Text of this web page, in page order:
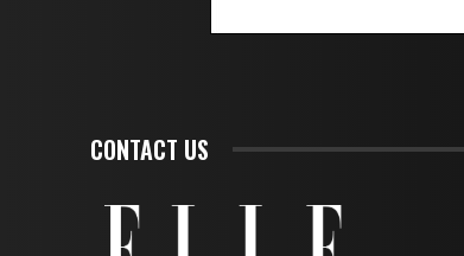
CONTACT US